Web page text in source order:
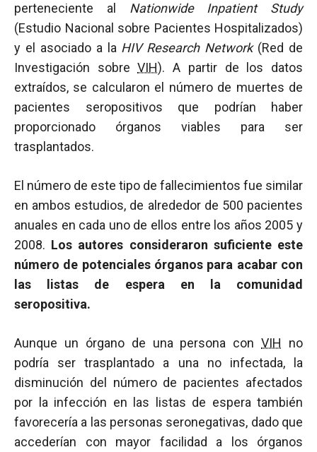
perteneciente al Nationwide Inpatient Study
(Estudio Nacional sobre Pacientes Hospitalizados)
y el asociado a la HIV Research Network(Red de
Investigación sobreVIH). A partir de los datos
extraídos, se calcularon el número de muertes de
pacientes seropositivos que podrían haber
proporcionado órganos viables para ser
trasplantados.
El número de este tipo de fallecimientos fue similar
en ambos estudios, de alrededor de 500 pacientes
anuales en cada uno de ellos entre los años 2005 y
2008. Los autores consideraron suficiente este
número de potenciales órganos para acabar con
las listas de espera en la comunidad
seropositiva.
Aunque un órgano de una persona conVIH
no
podría ser trasplantado a una no infectada, la
disminución del número de pacientes afectados
por la infección en las listas de espera también
favorecería a las personas seronegativas, dado que
accederían con mayor facilidad a los órganos